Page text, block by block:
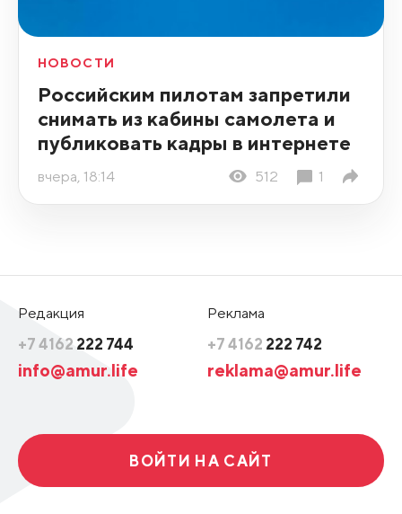
НОВОСТИ
Российским пилотам запретили
снимать из кабины самолета и
публиковать кадры в интернете
вчера, 18:14 512 1
Редакция
+7 4162 222 744
info@amur.life
Реклама
+7 4162 222 742
reklama@amur.life
ВОЙТИ НА САЙТ